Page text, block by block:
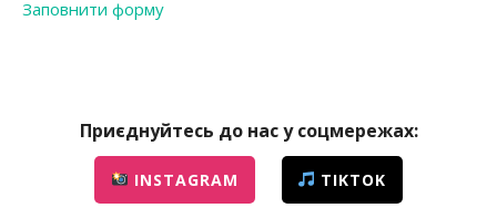
Заповнити форму
Приєднуйтесь до нас у соцмережах:
INSTAGRAM TIKTOK